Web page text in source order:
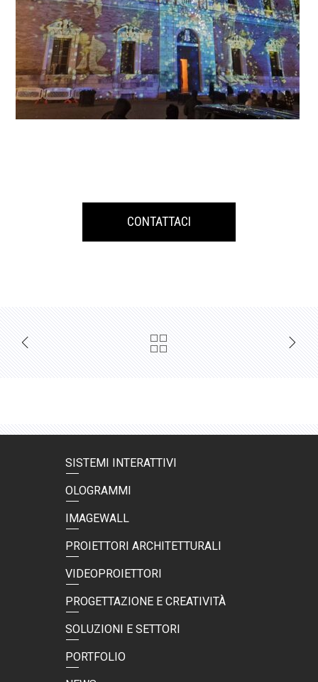
CONTATTACI
SISTEMI INTERATTIVI
OLOGRAMMI
IMAGEWALL
PROIETTORI ARCHITETTURALI
VIDEOPROIETTORI
PROGETTAZIONE E CREATIVITÀ
SOLUZIONI E SETTORI
PORTFOLIO